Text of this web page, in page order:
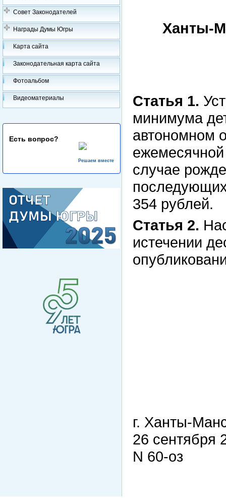
Совет Законодателей
Награды Думы Югры
Карта сайта
Законодательная карта сайта
Фотоальбом
Видеоматериалы
Есть вопрос?
Решаем вместе
Ханты-
Статья 1.
минимума
автономном
случае
354 рублей.
Статья 2.
истечении
г. Ханты-
26 сентября
N 60-оз